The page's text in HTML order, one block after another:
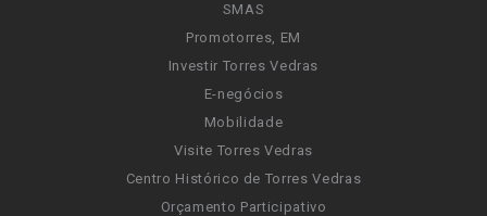
SMAS
Promotorres, EM
Investir Torres Vedras
E-negócios
Mobilidade
Visite Torres Vedras
Centro Histórico de Torres Vedras
Orçamento Participativo